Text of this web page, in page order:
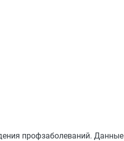
профзаболеваний. Данные